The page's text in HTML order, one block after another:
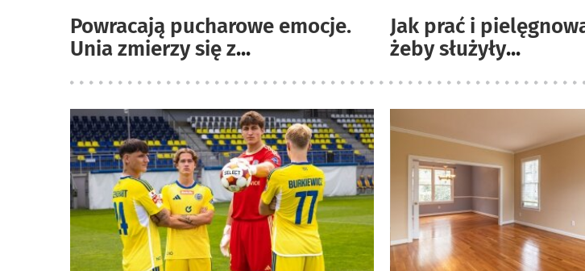
Powracają pucharowe emocje.
Unia zmierzy się z...
Jak prać i
żeby służyły...